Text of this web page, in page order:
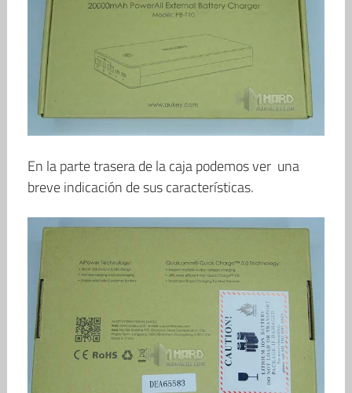
En la parte trasera de la caja podemos ver una
breve indicación de sus características.